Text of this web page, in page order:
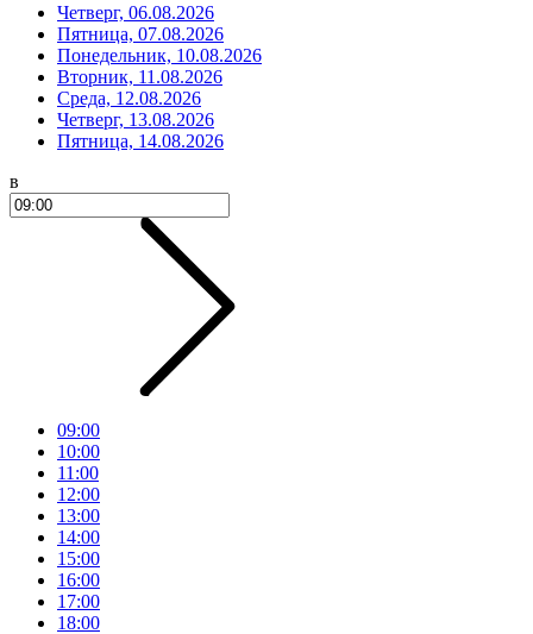
Четверг, 06.08.2026
Пятница, 07.08.2026
Понедельник, 10.08.2026
Вторник, 11.08.2026
Среда, 12.08.2026
Четверг, 13.08.2026
Пятница, 14.08.2026
в
09:00
10:00
11:00
12:00
13:00
14:00
15:00
16:00
17:00
18:00